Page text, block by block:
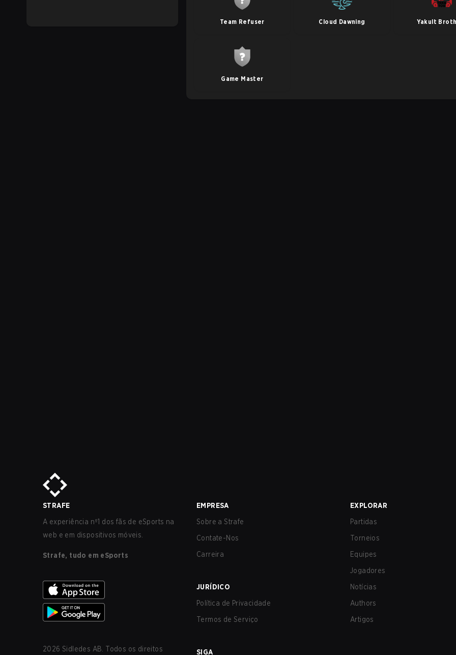
Team Refuser Cloud Dawning Yakult
Game Master
STRAFE
A experiência nº1 dos fãs de eSports na
web e em dispositivos móveis.
Strafe, tudo em eSports
2026 Sidledes AB. Todos os direitos
EMPRESA
Sobre a Strafe
Contate-Nos
Carreira
JURÍDICO
Política de Privacidade
Termos de Serviço
SIGA
EXPLORAR
Partidas
Torneios
Equipes
Jogadores
Notícias
Authors
Artigos